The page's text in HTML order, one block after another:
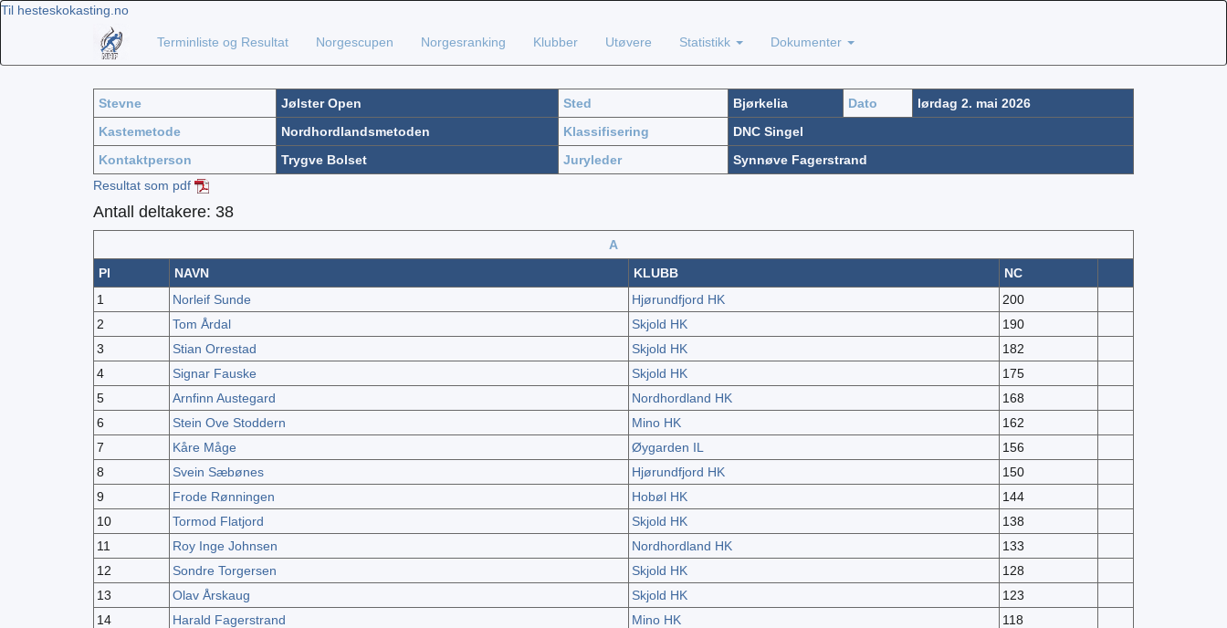
Til hesteskokasting.no
Terminliste og Resultat Norgescupen Norgesranking Klubber Utøvere Statistikk Dokumenter
Stevne Jølster Open Sted Bjørkelia Dato
lørdag 2. mai 2026
Kastemetode
Nordhordlandsmetoden Klassifisering
DNC Singel
Kontaktperson
Trygve Bolset Juryleder
Synnøve Fagerstrand
Resultat som pdf
Antall deltakere: 38
A
Pl
NAVN KLUBB
NC
1
Norleif Sunde Hjørundfjord HK
200
2
Tom Årdal Skjold HK
190
3
Stian Orrestad Skjold HK
182
4
Signar Fauske Skjold HK
175
5
Arnfinn Austegard Nordhordland HK
168
6
Stein Ove Stoddern Mino HK
162
7
Kåre Måge Øygarden IL
156
8
Svein Sæbønes Hjørundfjord HK
150
9
Frode Rønningen Hobøl HK
144
10
Tormod Flatjord Skjold HK
138
11
Roy Inge Johnsen Nordhordland HK
133
12
Sondre Torgersen Skjold HK
128
13
Olav Årskaug Skjold HK
123
14
Harald Fagerstrand Mino HK
118